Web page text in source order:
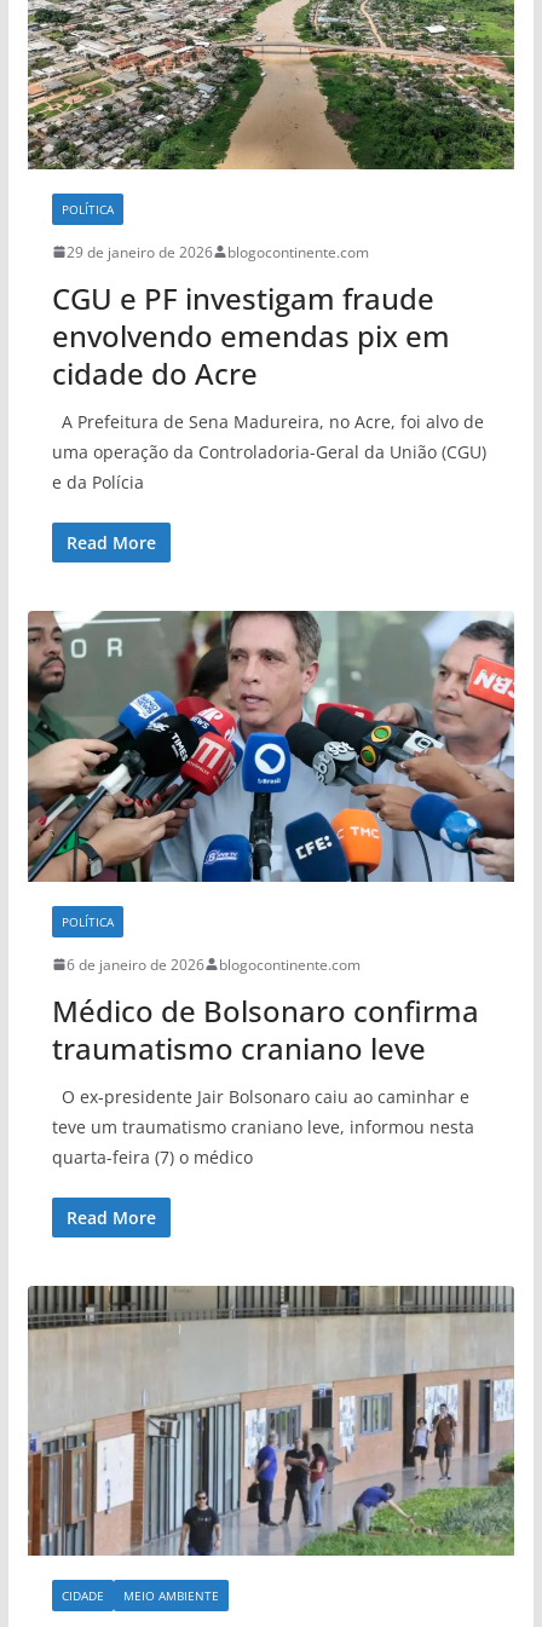
POLÍTICA
29 de janeiro de 2026 blogocontinente.com
CGU e PF investigam fraude
envolvendo emendas pix em
cidade do Acre
A Prefeitura de Sena Madureira, no Acre, foi alvo de
uma operação da Controladoria-Geral da União (CGU)
e da Polícia
Read More
POLÍTICA
6 de janeiro de 2026 blogocontinente.com
Médico de Bolsonaro confirma
traumatismo craniano leve
O ex-presidente Jair Bolsonaro caiu ao caminhar e
teve um traumatismo craniano leve, informou nesta
quarta-feira (7) o médico
Read More
CIDADE MEIO AMBIENTE